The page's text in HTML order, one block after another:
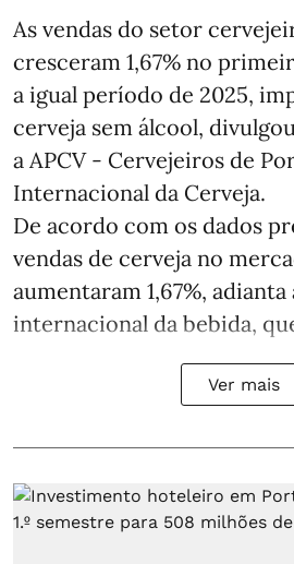
As vendas do setor
cresceram 1,67% no
a igual período de 2025,
cerveja sem álcool,
a APCV - Cervejeiros de
Internacional da Cerveja.
De acordo com os dados
vendas de cerveja no
aumentaram 1,67%, adianta
internacional da bebida,
Ver mais